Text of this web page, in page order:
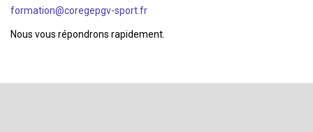
formation@coregepgv-sport.fr
Nous vous répondrons rapidement.